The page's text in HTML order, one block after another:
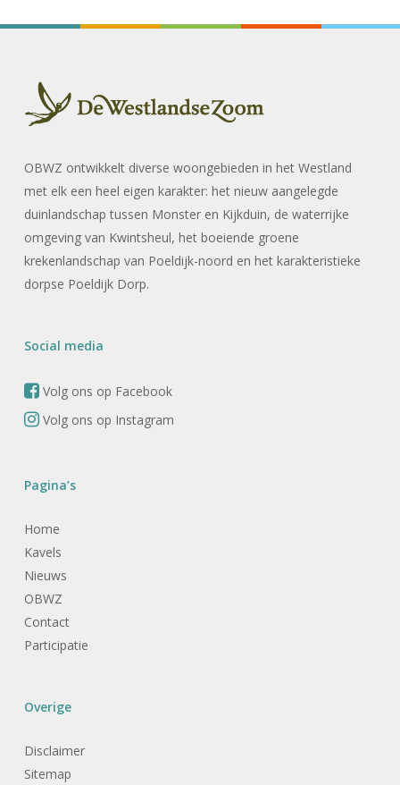
OBWZ ontwikkelt diverse woongebieden in het Westland
met elk een heel eigen karakter: het nieuw aangelegde
duinlandschap tussen Monster en Kijkduin, de waterrijke
omgeving van Kwintsheul, het boeiende groene
krekenlandschap van Poeldijk-noord en het karakteristieke
dorpse Poeldijk Dorp.
Social media
Volg ons op Facebook
Volg ons op Instagram
Pagina’s
Home
Kavels
Nieuws
OBWZ
Contact
Participatie
Overige
Disclaimer
Sitemap